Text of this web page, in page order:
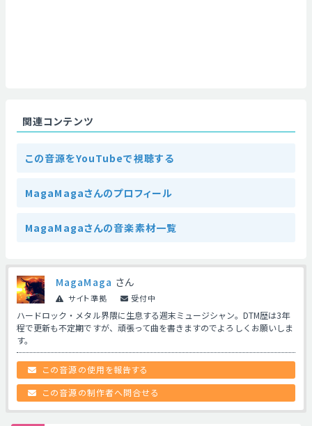
関連コンテンツ
この音源をYouTubeで視聴する
MagaMagaさんのプロフィール
MagaMagaさんの音楽素材一覧
MagaMaga さん
サイト準拠 受付中
ハードロック・メタル界隈に生息する週末ミュージシャン。DTM歴は3年
程で更新も不定期ですが、頑張って曲を書きますのでよろしくお願いしま
す。
この音源の使用を報告する
この音源の制作者へ問合せる